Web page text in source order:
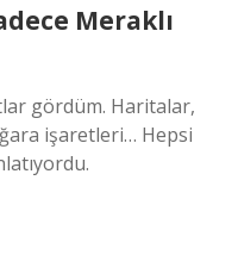
Meraklı
gördüm. Haritalar,
işaretleri… Hepsi